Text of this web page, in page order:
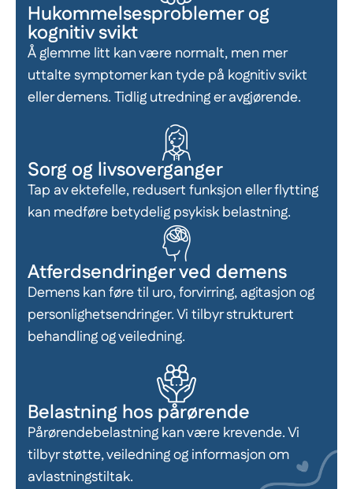
Hukommelsesproblemer og
kognitiv svikt
Å glemme litt kan være normalt, men mer
uttalte symptomer kan tyde på kognitiv svikt
eller demens. Tidlig utredning er avgjørende.
Sorg og livsoverganger
Tap av ektefelle, redusert funksjon eller flytting
kan medføre betydelig psykisk belastning.
Atferdsendringer ved demens
Demens kan føre til uro, forvirring, agitasjon og
personlighetsendringer. Vi tilbyr strukturert
behandling og veiledning.
Belastning hos pårørende
Pårørendebelastning kan være krevende. Vi
tilbyr støtte, veiledning og informasjon om
avlastningstiltak.